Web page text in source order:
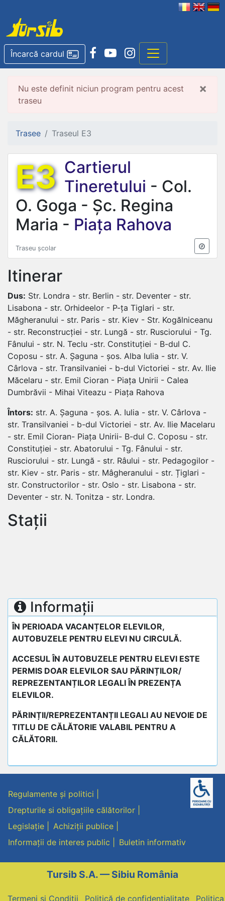
Încarcă cardul
×
Nu este definit niciun program pentru acest
traseu
Trasee Traseul E3
E3 Cartierul
Tineretului - Col.
O. Goga - Șc. Regina
Maria - Piața Rahova
Traseu școlar
Itinerar
Dus: Str. Londra - str. Berlin - str. Deventer - str.
Lisabona - str. Orhideelor - P-ța Tiglari - str.
Măgheranului - str. Paris - str. Kiev - Str. Kogălniceanu
- str. Reconstrucției - str. Lungă - str. Rusciorului - Tg.
Fânului - str. N. Teclu -str. Constituției - B-dul C.
Coposu - str. A. Șaguna - șos. Alba Iulia - str. V.
Cârlova - str. Transilvaniei - b-dul Victoriei - str. Av. Ilie
Măcelaru - str. Emil Cioran - Piața Unirii - Calea
Dumbrăvii - Mihai Viteazu - Piața Rahova
Întors: str. A. Șaguna - șos. A. Iulia - str. V. Cârlova -
str. Transilvaniei - b-dul Victoriei - str. Av. Ilie Macelaru
- str. Emil Cioran- Piața Unirii- B-dul C. Coposu - str.
Constituției - str. Abatorului - Tg. Fânului - str.
Rusciorului - str. Lungă - str. Râului - str. Pedagogilor -
str. Kiev - str. Paris - str. Mâgheranului - str. Țiglari -
str. Constructorilor - str. Oslo - str. Lisabona - str.
Deventer - str. N. Tonitza - str. Londra.
Stații
Informații
ÎN PERIOADA VACANȚELOR ELEVILOR,
AUTOBUZELE PENTRU ELEVI NU CIRCULĂ.
ACCESUL ÎN AUTOBUZELE PENTRU ELEVI ESTE
PERMIS DOAR ELEVILOR SAU PĂRINȚILOR/
REPREZENTANȚILOR LEGALI ÎN PREZENȚA
ELEVILOR.
PĂRINȚII/REPREZENTANȚII LEGALI AU NEVOIE DE
TITLU DE CĂLĂTORIE VALABIL PENTRU A
CĂLĂTORII.
Regulamente și politici
Drepturile si obligațiile călătorilor
Legislație
Achiziții publice
Informații de interes public
Buletin informativ
Tursib S.A. — Sibiu România
Termeni și Condiții Politică de confidențialitate